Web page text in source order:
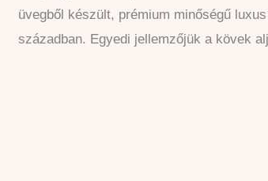
üvegből készült, prémium minőségű
században. Egyedi jellemzőjük a kövek